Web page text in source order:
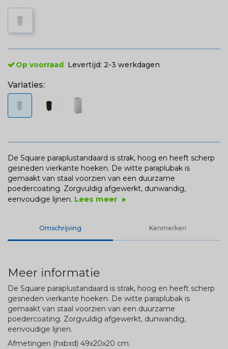
Op voorraad Levertijd: 2-3 werkdagen
Variaties:
De Square paraplustandaard is strak, hoog en heeft scherp
gesneden vierkante hoeken. De witte paraplubak is
gemaakt van staal voorzien van een duurzame
poedercoating. Zorgvuldig afgewerkt, dunwandig,
eenvoudige lijnen. Lees meer play_arrow
Omschrijving Kenmerken
Meer informatie
De Square paraplustandaard is strak, hoog en heeft scherp
gesneden vierkante hoeken. De witte paraplubak is
gemaakt van staal voorzien van een duurzame
poedercoating. Zorgvuldig afgewerkt, dunwandig,
eenvoudige lijnen.
Afmetingen (hxbxd) 49x20x20 cm.